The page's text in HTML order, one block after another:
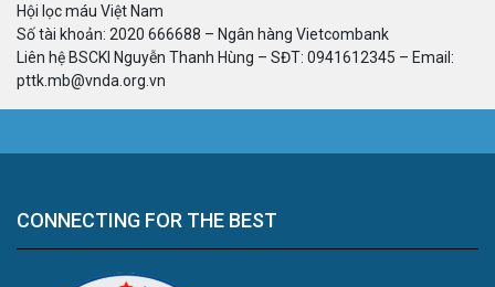
Hội lọc máu Việt Nam
Số tài khoản: 2020 666688 – Ngân hàng Vietcombank
Liên hệ BSCKI Nguyễn Thanh Hùng – SĐT: 0941612345 – Email:
pttk.mb@vnda.org.vn
CONNECTING FOR THE BEST